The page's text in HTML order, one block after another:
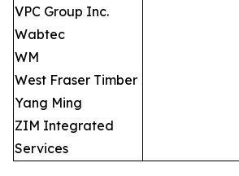
VPC Group Inc.
Wabtec
WM
West Fraser Timber
Yang Ming
ZIM Integrated
Services